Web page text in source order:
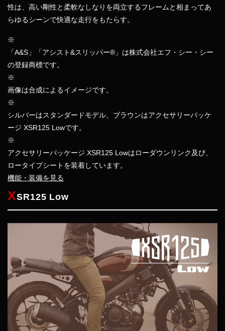
性は、高い剛性と柔軟なしなりを両立するフレームと相まってあ
らゆるシーンで快適な走行をもたらす。
※
「A&S」「アシスト&スリッパー®」は株式会社エフ・シー・シー
の登録商標です。
※
画像は合成によるイメージです。
※
シルバーはスタンダードモデル、ブラウンはアクセサリーパッケ
ージ XSR125 Lowです。
※
アクセサリーパッケージ XSR125 Lowはローダウンリンク及び、
ロータイプシートを装着しています。
機能・装備を見る
XSR125 Low